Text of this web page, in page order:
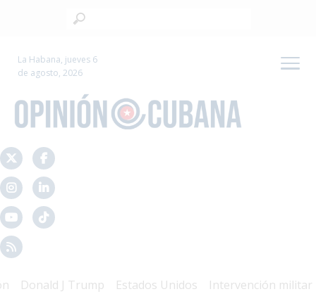
La Habana, jueves 6
de agosto, 2026
Donald J Trump Estados Unidos Intervención militar